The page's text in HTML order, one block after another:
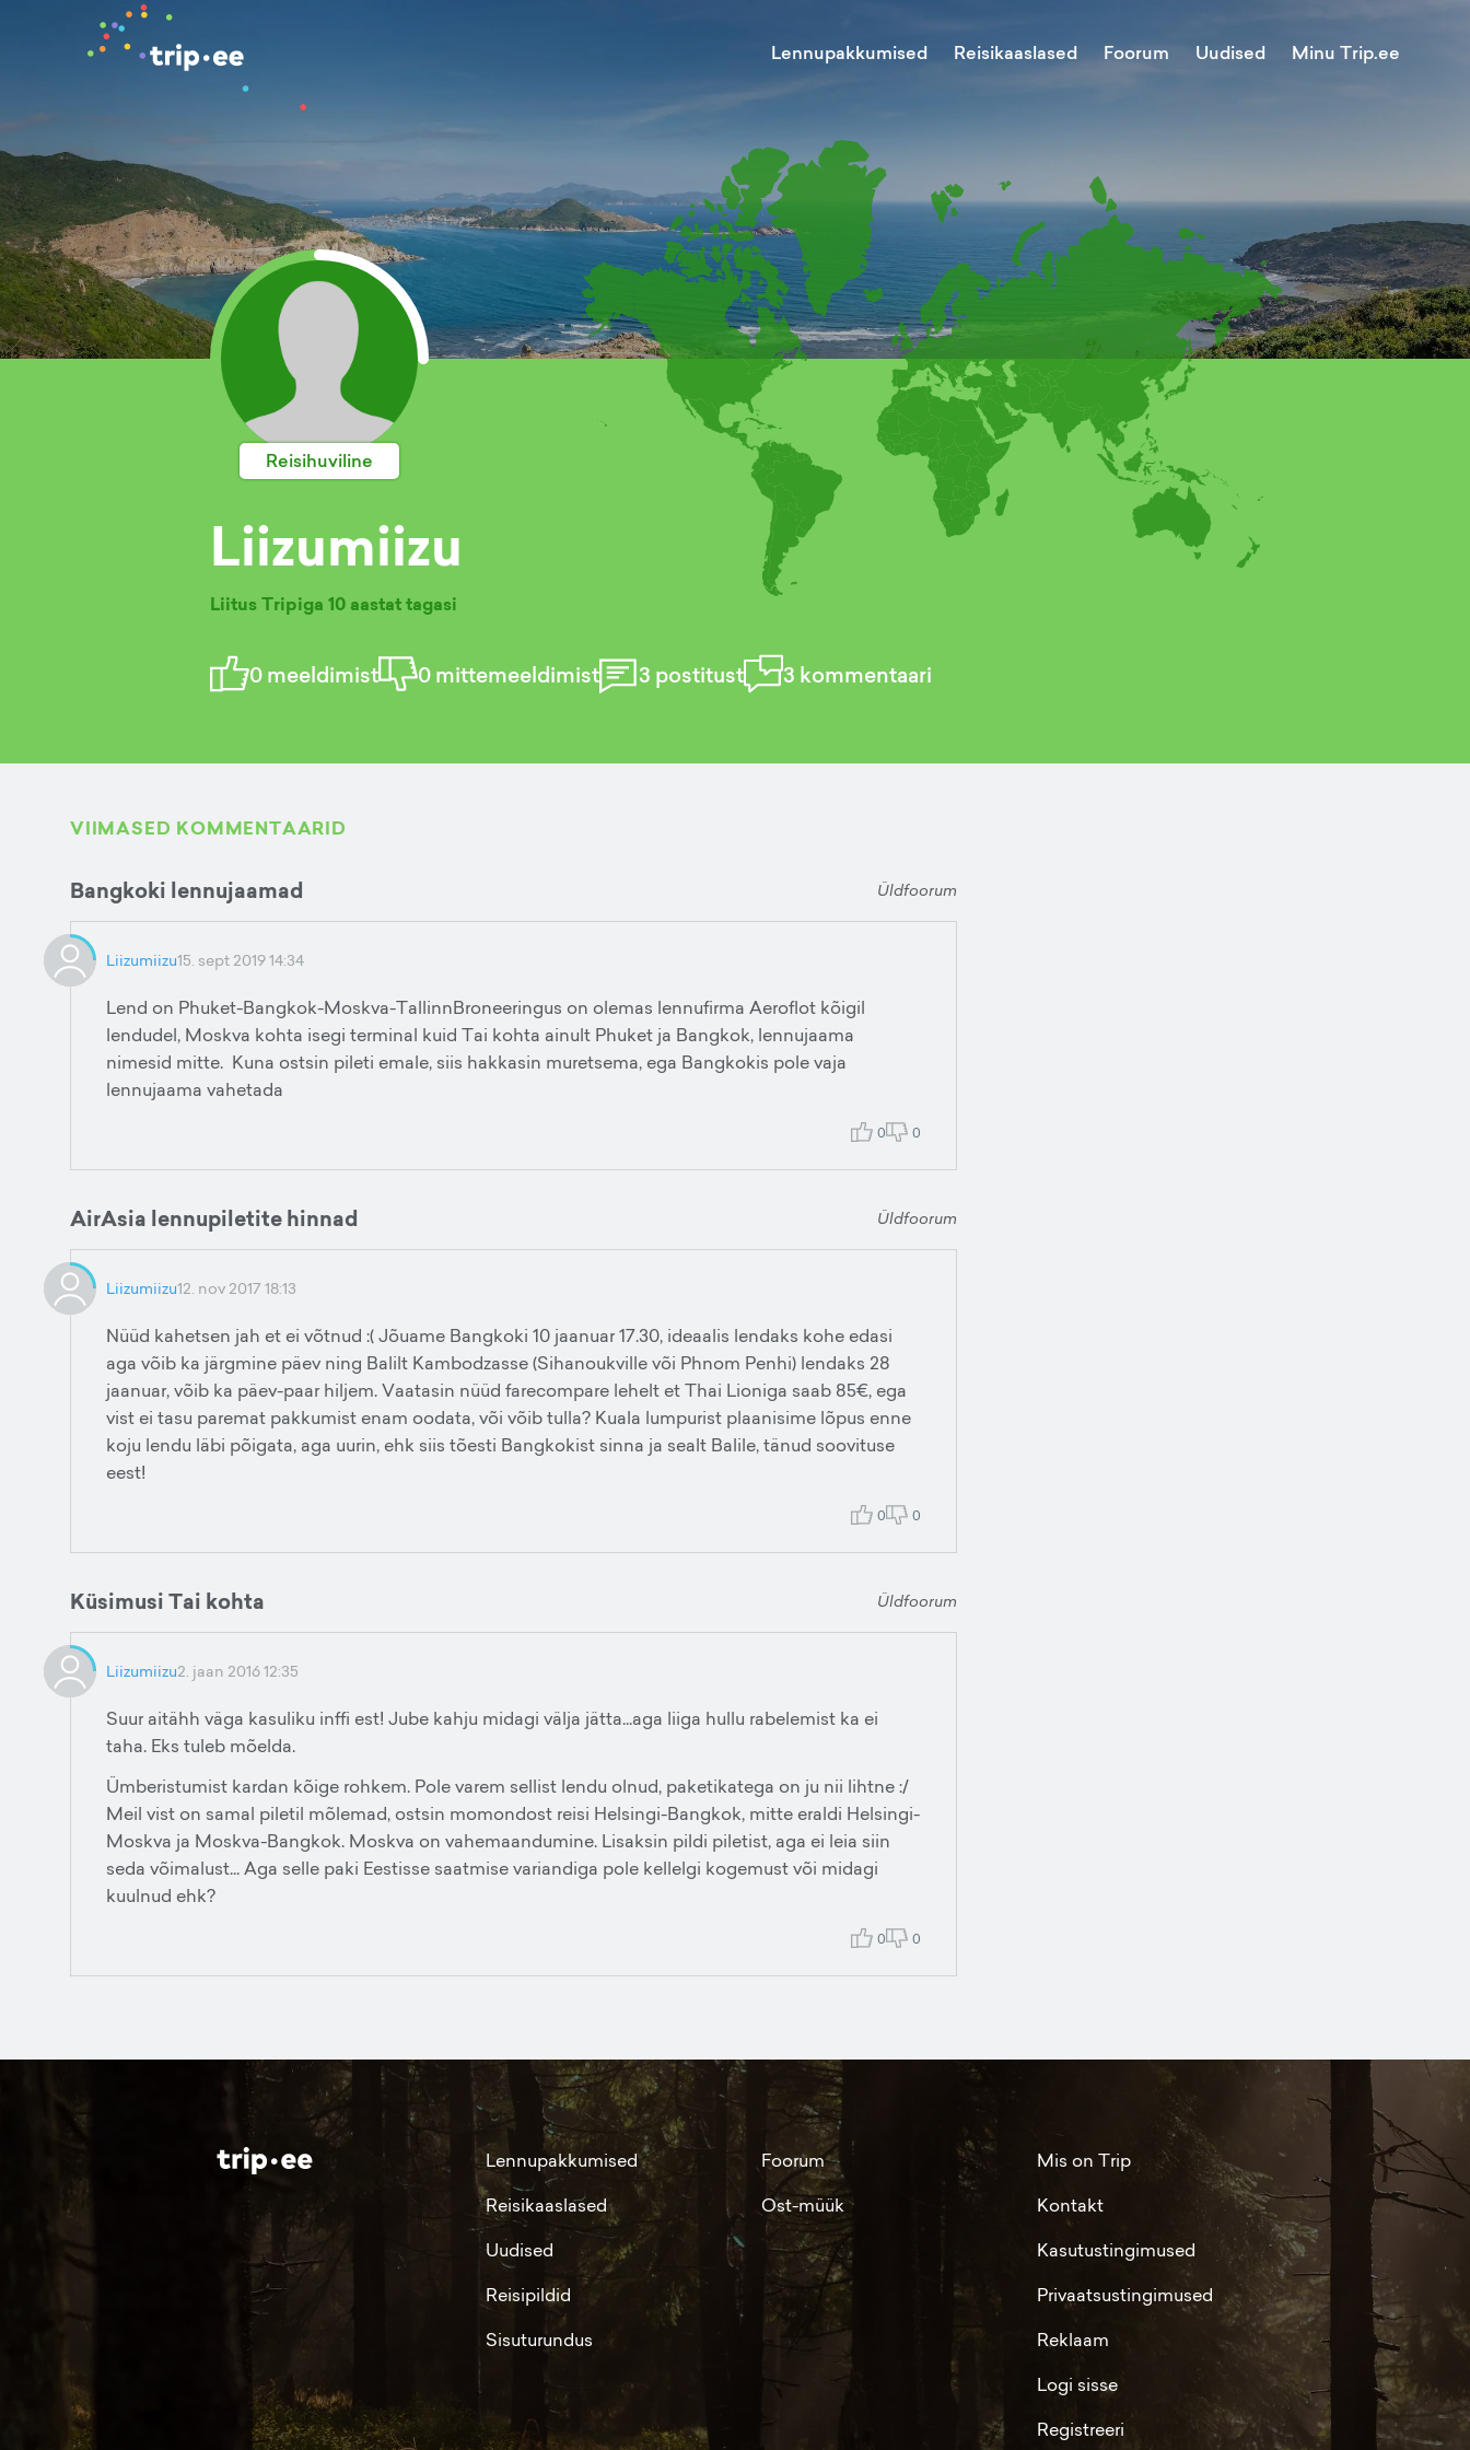
Lennupakkumised Reisikaaslased Foorum Uudised Minu Trip.ee
Reisihuviline
Liizumiizu
Liitus Tripiga 10 aastat tagasi
0meeldimist 0mittemeeldimist 3 postitust 3 kommentaari
VIIMASED KOMMENTAARID
Bangkoki lennujaamad Üldfoorum
Liizumiizu15. sept 2019 14:34
Lend on Phuket-Bangkok-Moskva-TallinnBroneeringus on olemas lennufirma Aeroflot kõigil
lendudel, Moskva kohta isegi terminal kuid Tai kohta ainult Phuket ja Bangkok, lennujaama
nimesid mitte. Kuna ostsin pileti emale, siis hakkasin muretsema, ega Bangkokis pole vaja
lennujaama vahetada
0 0
AirAsia lennupiletite hinnad Üldfoorum
Liizumiizu12. nov 2017 18:13
Nüüd kahetsen jah et ei võtnud :( Jõuame Bangkoki 10 jaanuar 17.30, ideaalis lendaks kohe edasi
aga võib ka järgmine päev ning Balilt Kambodzasse (Sihanoukville või Phnom Penhi) lendaks 28
jaanuar, võib ka päev-paar hiljem. Vaatasin nüüd farecompare lehelt et Thai Lioniga saab 85€, ega
vist ei tasu paremat pakkumist enam oodata, või võib tulla? Kuala lumpurist plaanisime lõpus enne
koju lendu läbi põigata, aga uurin, ehk siis tõesti Bangkokist sinna ja sealt Balile, tänud soovituse
eest!
0 0
Küsimusi Tai kohta Üldfoorum
Liizumiizu2. jaan 2016 12:35
Suur aitähh väga kasuliku inffi est! Jube kahju midagi välja jätta...aga liiga hullu rabelemist ka ei
taha. Eks tuleb mõelda.
Ümberistumist kardan kõige rohkem. Pole varem sellist lendu olnud, paketikatega on ju nii lihtne :/
Meil vist on samal piletil mõlemad, ostsin momondost reisi Helsingi-Bangkok, mitte eraldi Helsingi-
Moskva ja Moskva-Bangkok. Moskva on vahemaandumine. Lisaksin pildi piletist, aga ei leia siin
seda võimalust... Aga selle paki Eestisse saatmise variandiga pole kellelgi kogemust või midagi
kuulnud ehk?
0 0
Lennupakkumised
Reisikaaslased
Uudised
Reisipildid
Sisuturundus
Foorum
Ost-müük
Mis on Trip
Kontakt
Kasutustingimused
Privaatsustingimused
Reklaam
Logi sisse
Registreeri